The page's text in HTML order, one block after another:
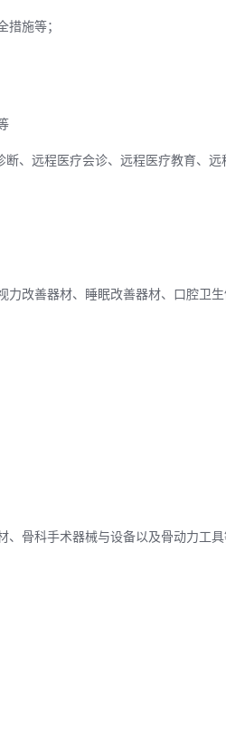
施等；
、远程医疗会诊、远程医疗教育、
改善器材、睡眠改善器材、口腔卫
骨科手术器械与设备以及骨动力工具